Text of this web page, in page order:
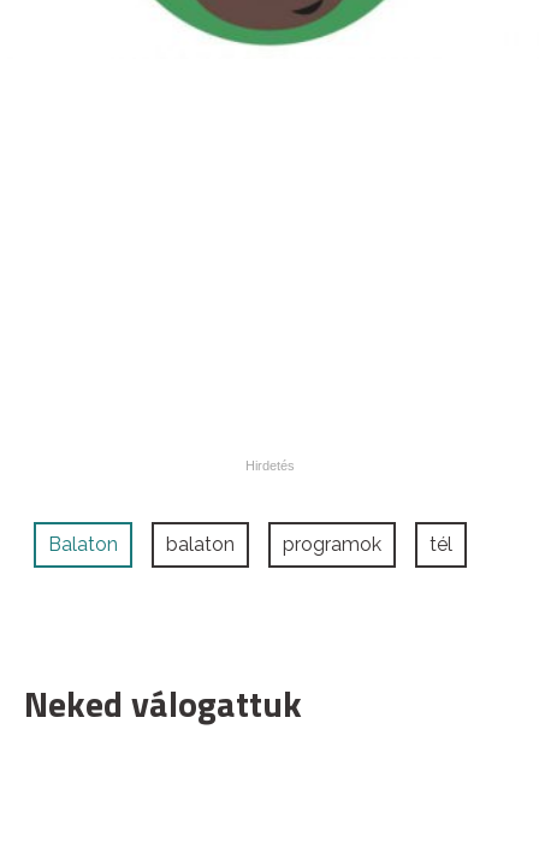
Balaton balaton programok tél
Neked válogattuk